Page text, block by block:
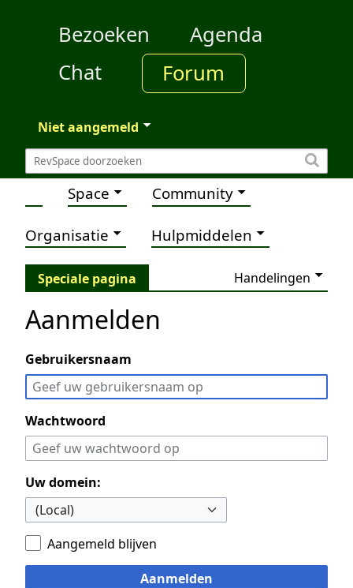
Bezoeken
Agenda
Chat
Forum
Niet aangemeld
Space Community
Organisatie Hulpmiddelen
Speciale pagina Handelingen
Aanmelden
Gebruikersnaam
Wachtwoord
Uw domein:
Aangemeld blijven
Aanmelden